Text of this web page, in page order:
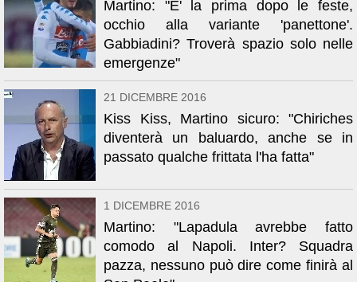
Martino: "E' la prima dopo le feste,
occhio alla variante 'panettone'.
Gabbiadini? Troverà spazio solo nelle
emergenze"
21 DICEMBRE 2016
Kiss Kiss, Martino sicuro: "Chiriches
diventerà un baluardo, anche se in
passato qualche frittata l'ha fatta"
1 DICEMBRE 2016
Martino: "Lapadula avrebbe fatto
comodo al Napoli. Inter? Squadra
pazza, nessuno può dire come finirà al